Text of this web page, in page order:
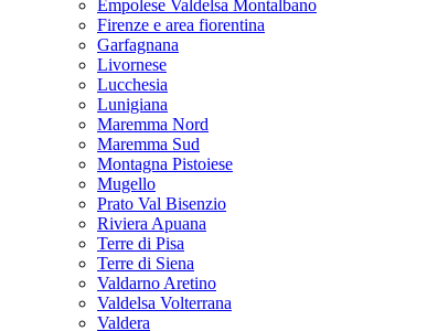
Empolese Valdelsa Montalbano
Firenze e area fiorentina
Garfagnana
Livornese
Lucchesia
Lunigiana
Maremma Nord
Maremma Sud
Montagna Pistoiese
Mugello
Prato Val Bisenzio
Riviera Apuana
Terre di Pisa
Terre di Siena
Valdarno Aretino
Valdelsa Volterrana
Valdera